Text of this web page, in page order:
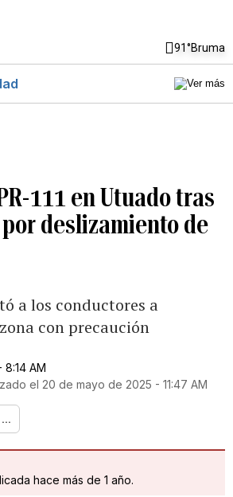
91°Bruma
111 en Utuado tras
deslizamiento de
a los conductores a
con precaución
AM
el 20 de mayo de 2025 - 11:47 AM
...
hace más de 1 año.